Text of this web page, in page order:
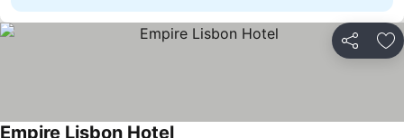
Empire Lisbon Hotel